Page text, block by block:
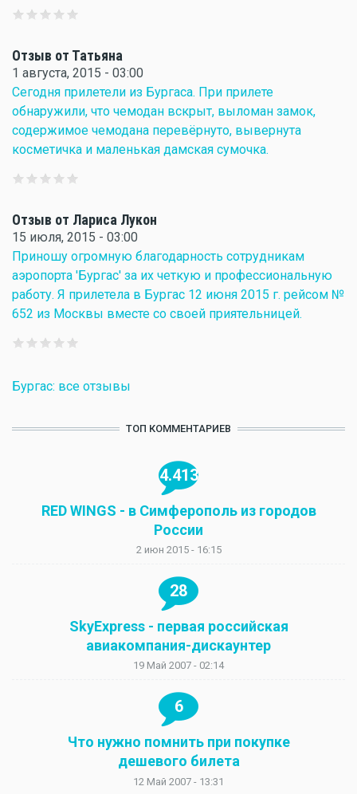
Отзыв от Татьяна
1 августа, 2015 - 03:00
Сегодня прилетели из Бургаса. При прилете
обнаружили, что чемодан вскрыт, выломан замок,
содержимое чемодана перевёрнуто, вывернута
косметичка и маленькая дамская сумочка.
Отзыв от Лариса Лукон
15 июля, 2015 - 03:00
Приношу огромную благодарность сотрудникам
аэропорта 'Бургас' за их четкую и профессиональную
работу. Я прилетела в Бургас 12 июня 2015 г. рейсом №
652 из Москвы вместе со своей приятельницей.
Бургас: все отзывы
ТОП КОММЕНТАРИЕВ
4.413
RED WINGS - в Симферополь из городов
России
2 июн 2015 - 16:15
28
SkyExpress - первая российская
авиакомпания-дискаунтер
19 Май 2007 - 02:14
6
Что нужно помнить при покупке
дешевого билета
12 Май 2007 - 13:31